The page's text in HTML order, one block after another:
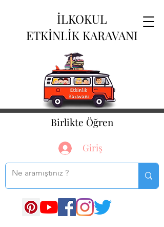
İLKOKUL
ETKİNLİK KARAVANI
Birlikte Öğren
Giriş